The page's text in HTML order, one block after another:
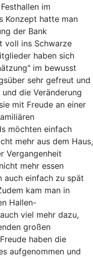
im
Konzept hatte man
der Bank
voll ins Schwarze
haben sich
im bewusst
sehr gefreut und
die Veränderung
mit Freude an einer
möchten einfach
mehr aus dem Haus,
Vergangenheit
mehr essen
auch einfach zu spät
kam man in
Hallen-
viel mehr dazu,
großen
haben die
aufgenommen und